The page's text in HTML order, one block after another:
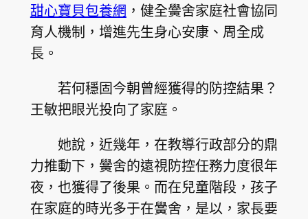
甜心寶貝包養網 ，健全黌舍家庭社會協同
育人機制，增進先生身心安康、周全成
長。
若何穩固今朝曾經獲得的防控結果？
王敏把眼光投向了家庭。
她說，近幾年，在教導行政部分的鼎
力推動下，黌舍的遠視防控任務力度很年
夜，也獲得了後果。而在兒童階段，孩子
在家庭的時光多于在黌舍，是以，家長要